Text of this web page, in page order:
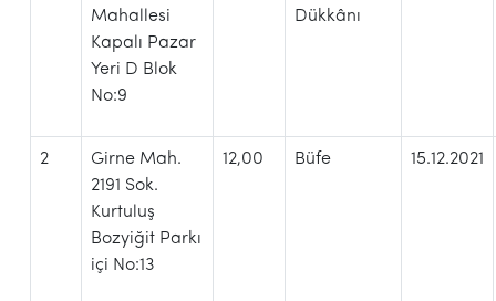
Mahallesi
Kapalı Pazar
Yeri D Blok
No:9
Dükkânı
2
Girne Mah.
2191 Sok.
Kurtuluş
Bozyiğit Parkı
içi No:13
12,00 Büfe 15.12.2021